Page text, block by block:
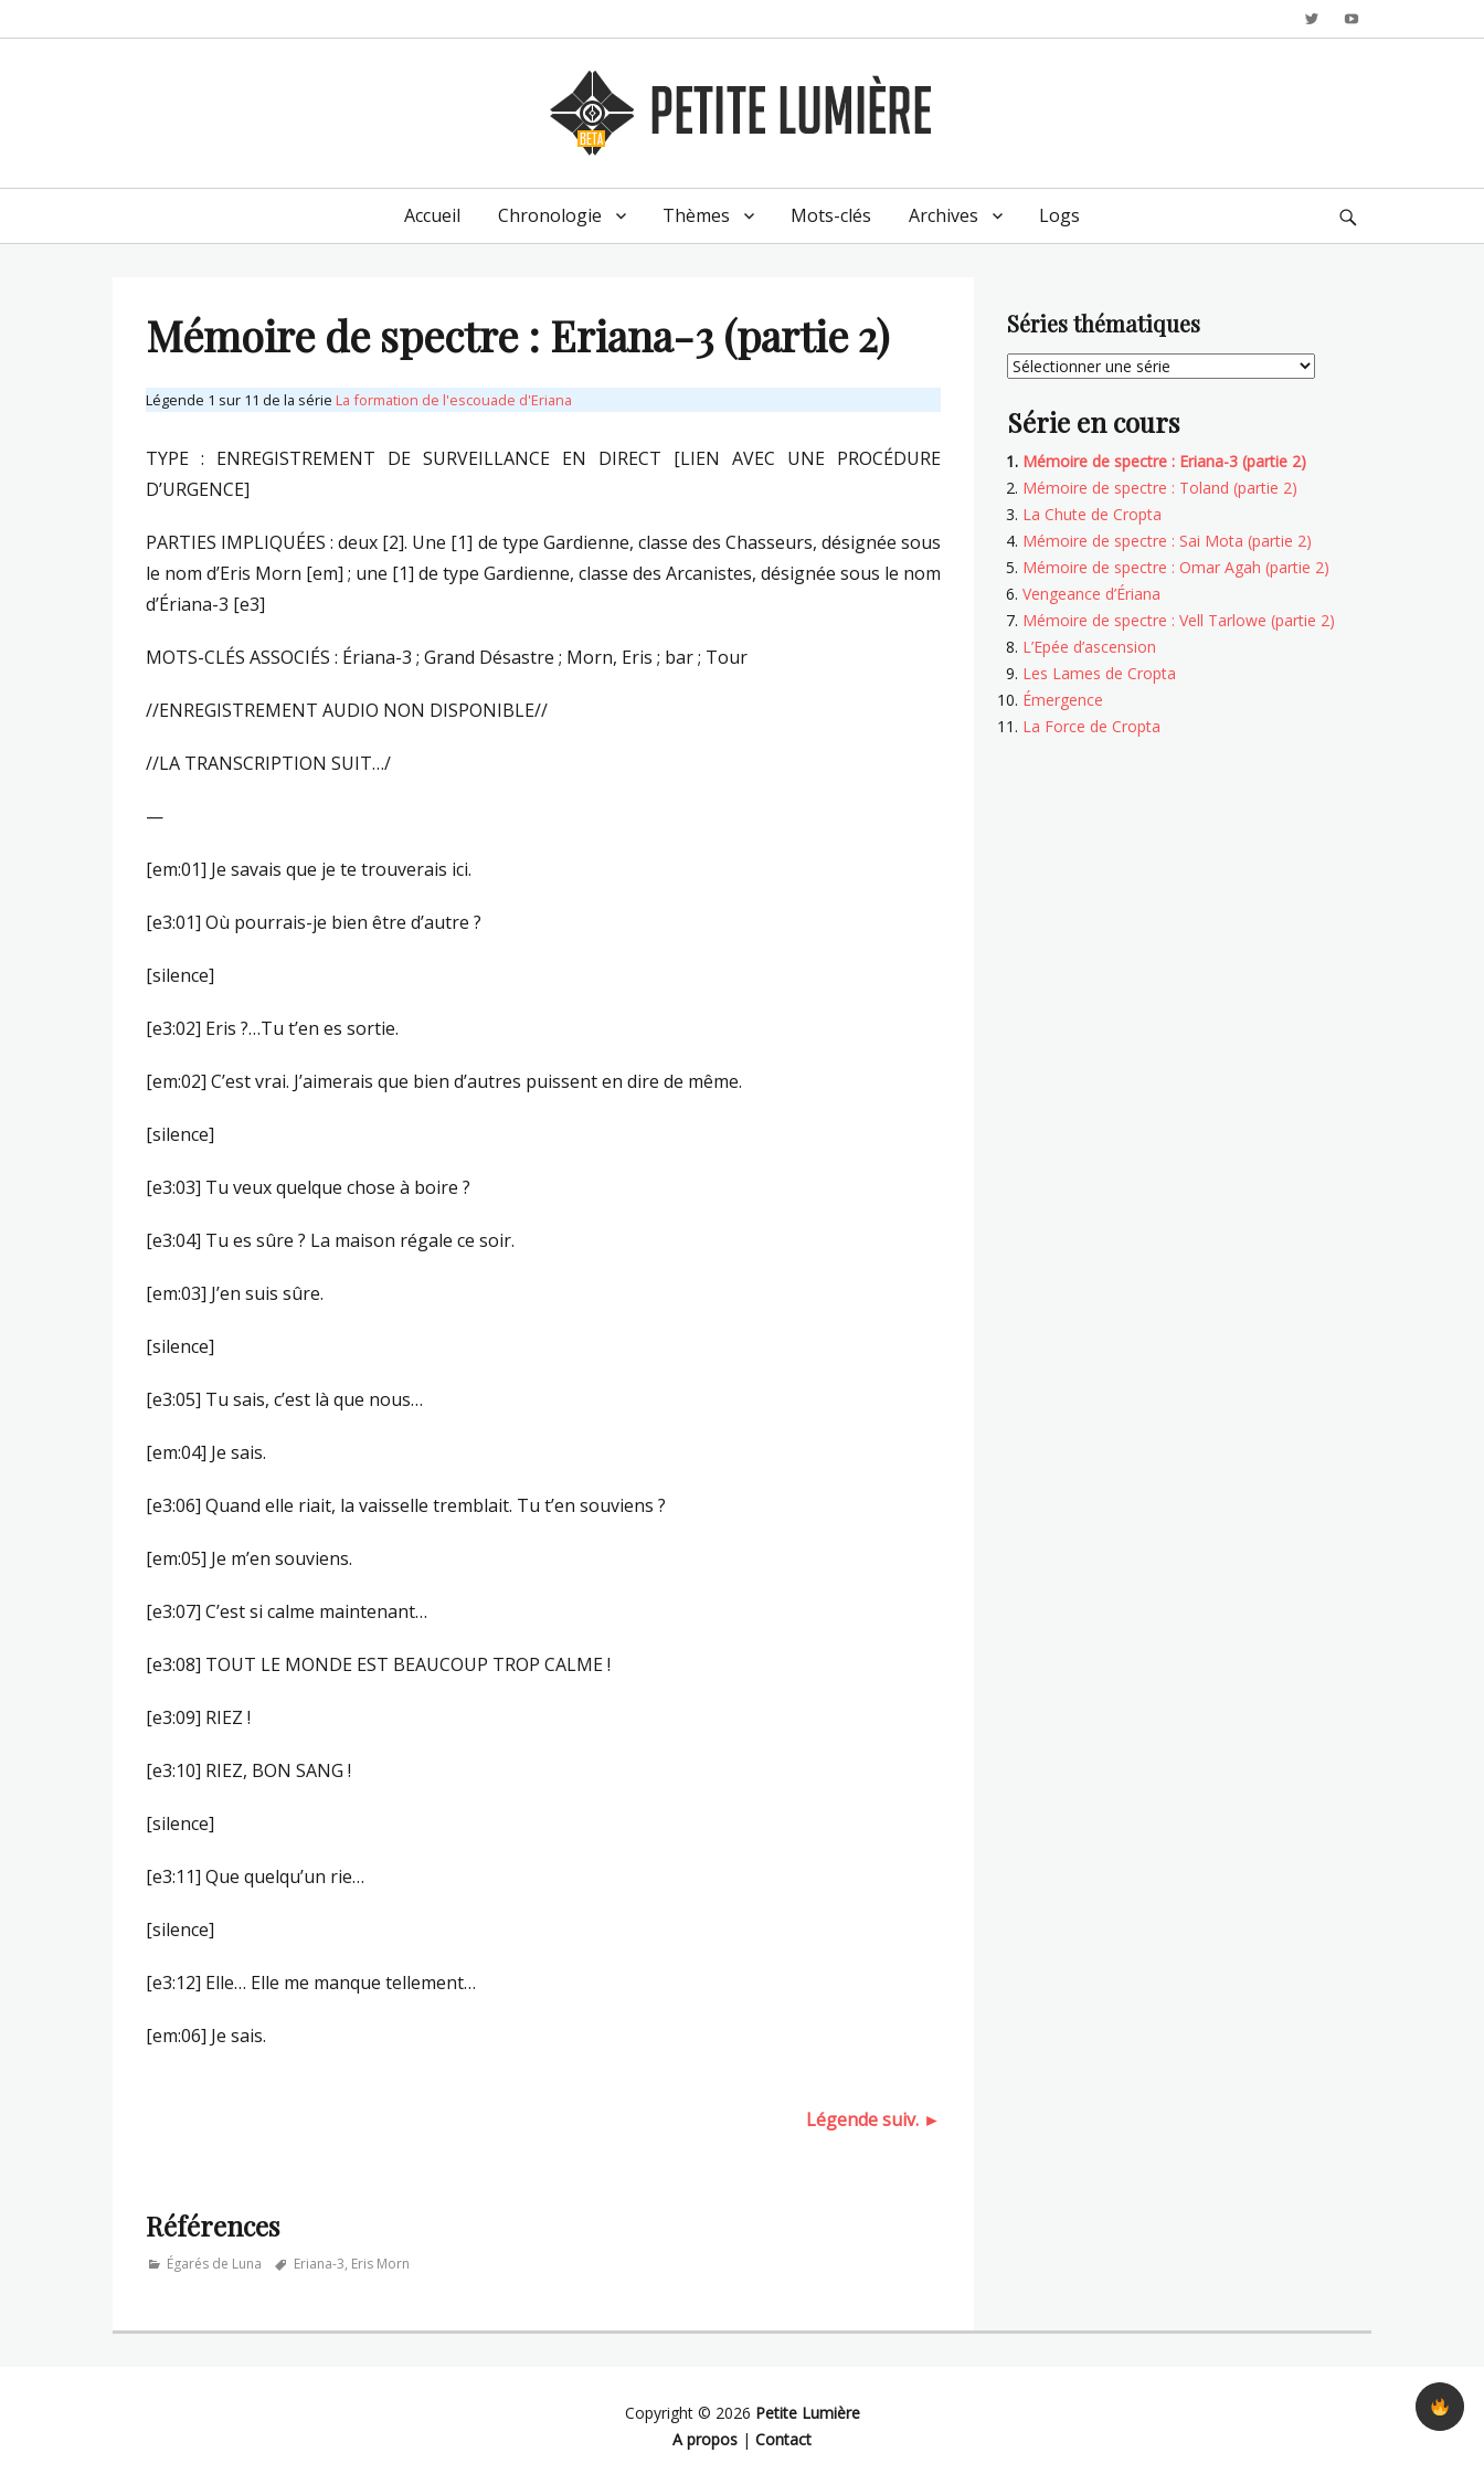
Twitter
menu
Accueil Chronologie Thèmes Mots-clés Archives Logs
Mémoire de spectre : Eriana-3 (partie 2)
Légende 1 sur 11 de la série La formation de l'escouade d'Eriana
TYPE : ENREGISTREMENT DE SURVEILLANCE EN DIRECT [LIEN AVEC UNE PROCÉDURE
D’URGENCE]
PARTIES IMPLIQUÉES : deux [2]. Une [1] de type Gardienne, classe des Chasseurs, désignée sous
le nom d’Eris Morn [em] ; une [1] de type Gardienne, classe des Arcanistes, désignée sous le nom
d’Ériana-3 [e3]
MOTS-CLÉS ASSOCIÉS : Ériana-3 ; Grand Désastre ; Morn, Eris ; bar ; Tour
//ENREGISTREMENT AUDIO NON DISPONIBLE//
//LA TRANSCRIPTION SUIT…/
—
[em:01] Je savais que je te trouverais ici.
[e3:01] Où pourrais-je bien être d’autre ?
[silence]
[e3:02] Eris ?…Tu t’en es sortie.
[em:02] C’est vrai. J’aimerais que bien d’autres puissent en dire de même.
[silence]
[e3:03] Tu veux quelque chose à boire ?
[e3:04] Tu es sûre ? La maison régale ce soir.
[em:03] J’en suis sûre.
[silence]
[e3:05] Tu sais, c’est là que nous…
[em:04] Je sais.
[e3:06] Quand elle riait, la vaisselle tremblait. Tu t’en souviens ?
[em:05] Je m’en souviens.
[e3:07] C’est si calme maintenant…
[e3:08] TOUT LE MONDE EST BEAUCOUP TROP CALME !
[e3:09] RIEZ !
[e3:10] RIEZ, BON SANG !
[silence]
[e3:11] Que quelqu’un rie…
[silence]
[e3:12] Elle… Elle me manque tellement…
[em:06] Je sais.
Légende suiv. ►
Références
Categories
Égarés de Luna TagsEriana-3, Eris Morn
Séries thématiques
Série en cours
Mémoire de spectre : Eriana-3 (partie 2)
Mémoire de spectre : Toland (partie 2)
La Chute de Cropta
Mémoire de spectre : Sai Mota (partie 2)
Mémoire de spectre : Omar Agah (partie 2)
Vengeance d’Ériana
Mémoire de spectre : Vell Tarlowe (partie 2)
L’Epée d’ascension
Les Lames de Cropta
Émergence
La Force de Cropta
Copyright © 2026 Petite Lumière
A propos | Contact